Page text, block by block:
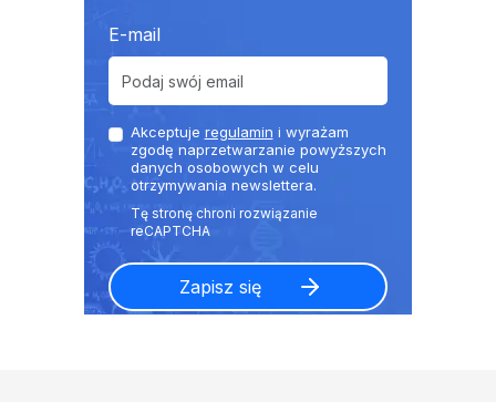
E-mail
Akceptuje regulamin i wyrażam
zgodę naprzetwarzanie powyższych
danych osobowych w celu
otrzymywania newslettera.